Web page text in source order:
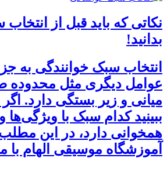
نکاتی که باید قبل از
بدانید!
انتخاب سبک خوانندگی به جز
عوامل دیگری مثل محدوده
میانی و زیر بستگی دارد.
ببینید کدام سبک با
همخوانی دارد، در این مطلب
آموزشگاه موسیقی الهام با